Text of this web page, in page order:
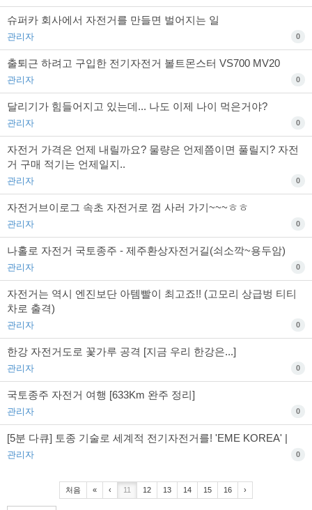
슈퍼카 회사에서 자전거를 만들면 벌어지는 일
관리자 0
출퇴근 하려고 구입한 전기자전거 볼트몬스터 VS700 MV20
관리자 0
달리기가 힘들어지고 있는데... 나도 이제 나이 먹은거야?
관리자 0
자전거 가격은 언제 내릴까요? 물량은 언제쯤이면 풀릴지? 자전
거 구매 적기는 언제일지..
관리자 0
자전거브이로그 속초 자전거로 껌 사러 가기~~~ㅎㅎ
관리자 0
나홀로 자전거 국토종주 - 제주환상자전거길(쇠소깍~용두암)
관리자 0
자전거는 역시 엔진보단 아템빨이 최고죠!! (고모리 상급벙 티티
차로 출격)
관리자 0
한강 자전거도로 꽃가루 공격 [지금 우리 한강은...]
관리자 0
국토종주 자전거 여행 [633Km 완주 정리]
관리자 0
[5분 다큐] 토종 기술로 세계적 전기자전거를! 'EME KOREA' |
관리자 0
처음 « ‹ 11 12 13 14 15 16 ›